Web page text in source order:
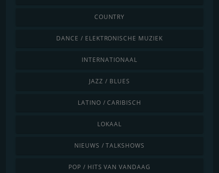
COUNTRY
DANCE / ELEKTRONISCHE MUZIEK
INTERNATIONAAL
JAZZ / BLUES
LATINO / CARIBISCH
LOKAAL
NIEUWS / TALKSHOWS
POP / HITS VAN VANDAAG